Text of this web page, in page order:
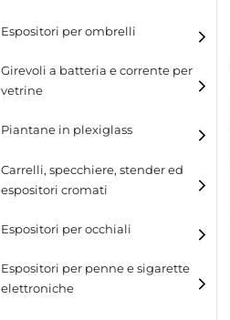
Espositori per borse
Espositori per cinture
Espositori per portafogli
Espositori per calzature
Espositori per ombrelli
Girevoli a batteria e corrente per
vetrine
Piantane in plexiglass
Carrelli, specchiere, stender ed
espositori cromati
Espositori per occhiali
Espositori per penne e sigarette
elettroniche